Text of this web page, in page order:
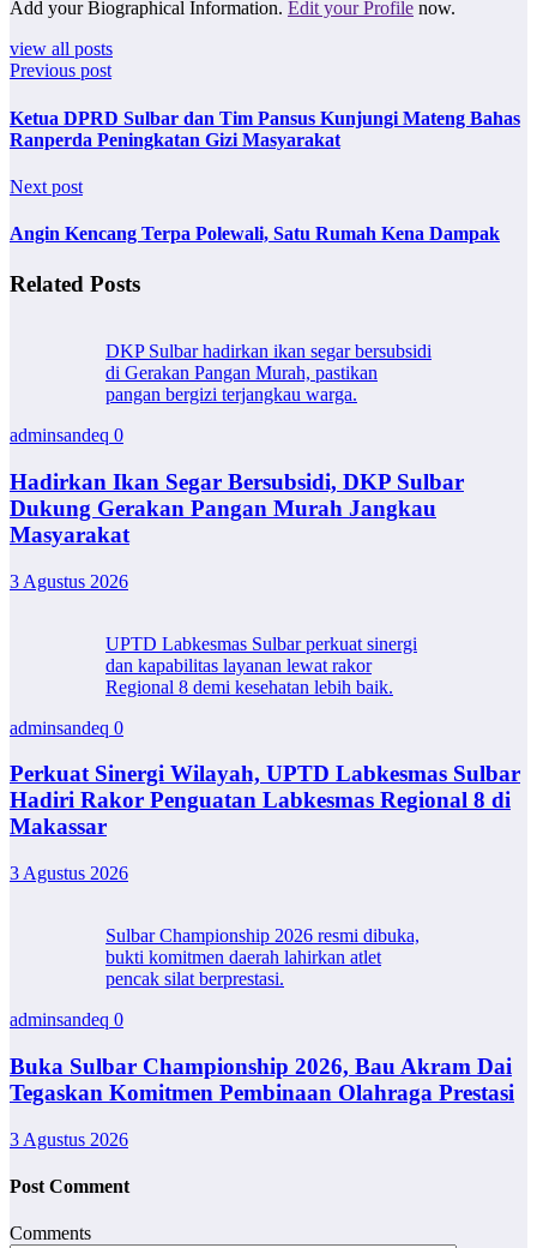
Add your Biographical Information. Edit your Profile now.
view all posts
Previous post
Ketua DPRD Sulbar dan Tim Pansus Kunjungi Mateng Bahas
Ranperda Peningkatan Gizi Masyarakat
Next post
Angin Kencang Terpa Polewali, Satu Rumah Kena Dampak
Related Posts
DKP Sulbar hadirkan ikan segar bersubsidi
di Gerakan Pangan Murah, pastikan
pangan bergizi terjangkau warga.
adminsandeq 0
Hadirkan Ikan Segar Bersubsidi, DKP Sulbar
Dukung Gerakan Pangan Murah Jangkau
Masyarakat
3 Agustus 2026
UPTD Labkesmas Sulbar perkuat sinergi
dan kapabilitas layanan lewat rakor
Regional 8 demi kesehatan lebih baik.
adminsandeq 0
Perkuat Sinergi Wilayah, UPTD Labkesmas Sulbar
Hadiri Rakor Penguatan Labkesmas Regional 8 di
Makassar
3 Agustus 2026
Sulbar Championship 2026 resmi dibuka,
bukti komitmen daerah lahirkan atlet
pencak silat berprestasi.
adminsandeq 0
Buka Sulbar Championship 2026, Bau Akram Dai
Tegaskan Komitmen Pembinaan Olahraga Prestasi
3 Agustus 2026
Post Comment
Comments